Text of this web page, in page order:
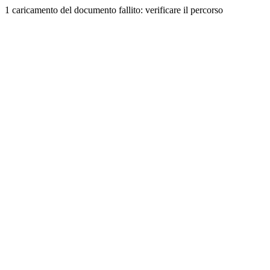
1 caricamento del documento fallito: verificare il percorso